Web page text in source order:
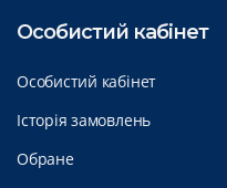
Особистий кабінет
Особистий кабінет
Історія замовлень
Обране